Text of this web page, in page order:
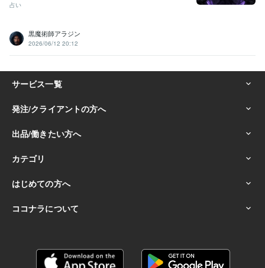
占い
黒魔術師アラジン
2026/06/12 20:12